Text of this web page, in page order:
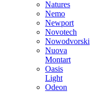
Natures
Nemo
Newport
Novotech
Nowodvorski
Nuova
Montart
Oasis
Light
Odeon